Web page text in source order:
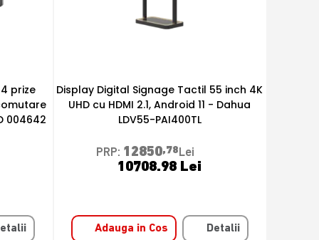
inch 4K
Dahua
Display Digital Signage 65 inch 4K
Android 11, uz 24/7 - Dahua LDV65-
PAI400L
PRP: 12850,78 Lei
10708.98 Lei
Adauga in Cos Detalii